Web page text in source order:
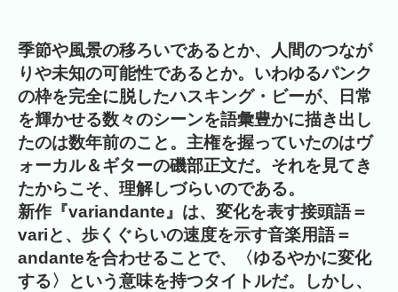
季節や風景の移ろいであるとか、人間のつなが
りや未知の可能性であるとか。いわゆるパンク
の枠を完全に脱したハスキング・ビーが、日常
を輝かせる数々のシーンを語彙豊かに描き出し
たのは数年前のこと。主権を握っていたのはヴ
ォーカル＆ギターの磯部正文だ。それを見てき
たからこそ、理解しづらいのである。
新作『variandante』は、変化を表す接頭語＝
variと、歩くぐらいの速度を示す音楽用語＝
andanteを合わせることで、〈ゆるやかに変化
する〉という意味を持つタイトルだ。しかし、